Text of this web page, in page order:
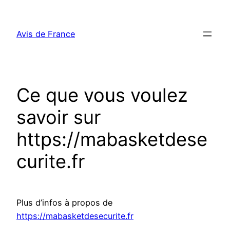
contenu
Avis de France
Ce que vous voulez
savoir sur
https://mabasketdese
curite.fr
Plus d’infos à propos de
https://mabasketdesecurite.fr